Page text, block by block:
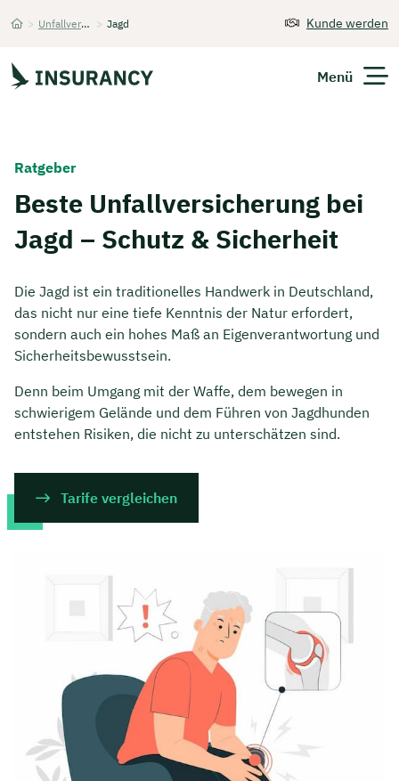
> Unfallversicherung > Jagd Kunde werden
Menü
Finanzen
Über Uns
Kontakt
Ratgeber
Beste Unfallversicherung bei
Jagd – Schutz & Sicherheit
Die Jagd ist ein traditionelles Handwerk in Deutschland,
das nicht nur eine tiefe Kenntnis der Natur erfordert,
sondern auch ein hohes Maß an Eigenverantwortung und
Sicherheitsbewusstsein.
Denn beim Umgang mit der Waffe, dem bewegen in
schwierigem Gelände und dem Führen von Jagdhunden
entstehen Risiken, die nicht zu unterschätzen sind.
Tarife vergleichen